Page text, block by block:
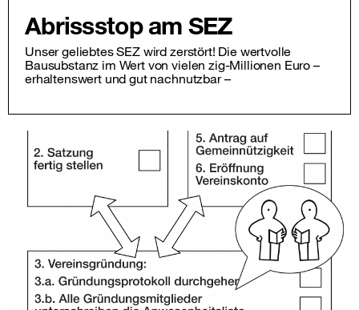
Abrissstop am SEZ
Unser geliebtes SEZ wird zerstört! Die wertvolle
Bausubstanz im Wert von vielen zig-Millionen Euro –
erhaltenswert und gut nachnutzbar –